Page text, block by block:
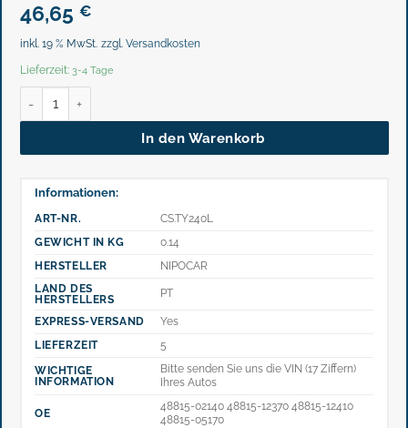
46,65 €
inkl. 19 % MwSt. zzgl. Versandkosten
Lieferzeit: 3-4 Tage
In den Warenkorb
Informationen:
ART-NR.
CS.TY240L
GEWICHT IN KG
0.14
HERSTELLER
NIPOCAR
LAND DES
HERSTELLERS
PT
EXPRESS-VERSAND
Yes
LIEFERZEIT
5
WICHTIGE
INFORMATION
Bitte senden Sie uns die VIN (17 Ziffern)
Ihres Autos
OE
48815-02140 48815-12370 48815-12410
48815-05170